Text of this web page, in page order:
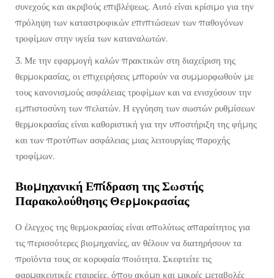
συνεχούς και ακριβούς επιβλέψεως. Αυτό είναι κρίσιμο για την
πρόληψη των καταστροφικών επιπτώσεων των παθογόνων
τροφίμων στην υγεία των καταναλωτών.
3. Με την εφαρμογή καλών πρακτικών στη διαχείριση της
θερμοκρασίας, οι επιχειρήσεις μπορούν να συμμορφωθούν με
τους κανονισμούς ασφάλειας τροφίμων και να ενισχύσουν την
εμπιστοσύνη των πελατών. Η εγγύηση των σωστών ρυθμίσεων
θερμοκρασίας είναι καθοριστική για την υποστήριξη της φήμης
και των προτύπων ασφάλειας μιας λειτουργίας παροχής
τροφίμων.
Βιομηχανική Επίδραση της Σωστής
Παρακολούθησης Θερμοκρασίας
Ο έλεγχος της θερμοκρασίας είναι απολύτως απαραίτητος για
τις περισσότερες βιομηχανίες, αν θέλουν να διατηρήσουν τα
προϊόντα τους σε κορυφαία ποιότητα. Σκεφτείτε τις
φαρμακευτικές εταιρείες, όπου ακόμη και μικρές μεταβολές